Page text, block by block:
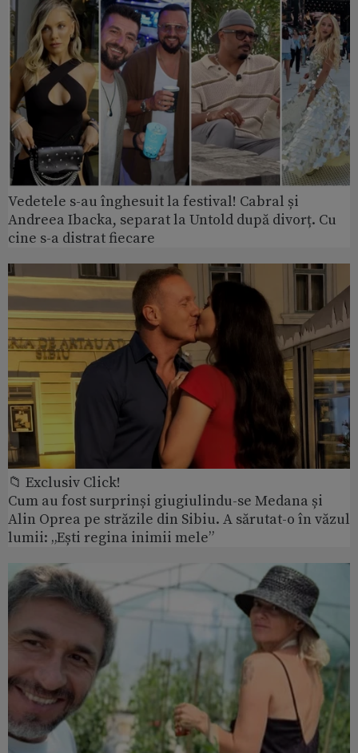
Vedetele s-au înghesuit la festival! Cabral și
Andreea Ibacka, separat la Untold după divorț. Cu
cine s-a distrat fiecare
📁 Exclusiv Click!
Cum au fost surprinși giugiulindu-se Medana și
Alin Oprea pe străzile din Sibiu. A sărutat-o în văzul
lumii: „Ești regina inimii mele”